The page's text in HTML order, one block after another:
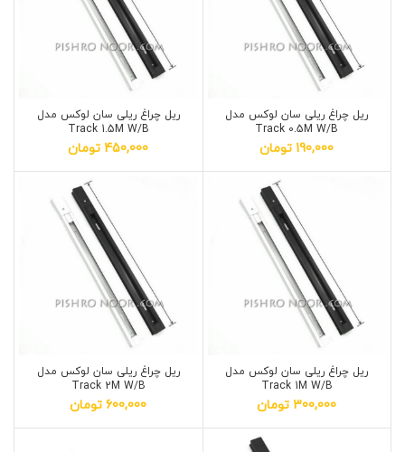
ريل چراغ ریلی سان لوکس مدل
Track 0.5M W/B
190,000 تومان
ريل چراغ ریلی سان لوکس مدل
Track 1.5M W/B
450,000 تومان
ريل چراغ ریلی سان لوکس مدل
Track 1M W/B
300,000 تومان
ريل چراغ ریلی سان لوکس مدل
Track 2M W/B
600,000 تومان